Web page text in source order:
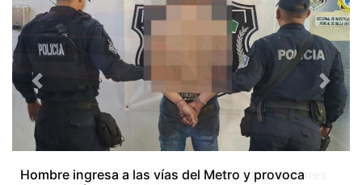
Colón bajo tensión: dos homicidios, dos menores
Previous Next